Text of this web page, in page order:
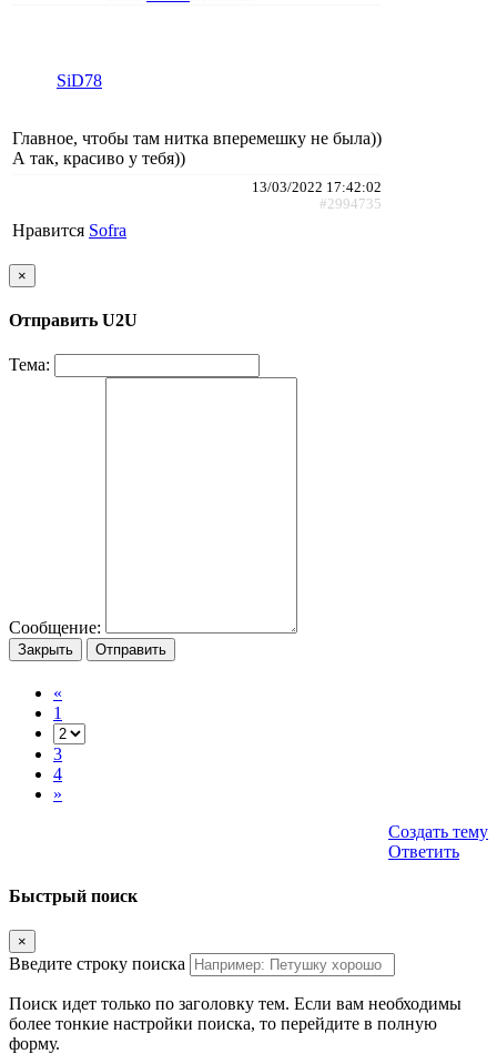
SiD78
Главное, чтобы там нитка вперемешку не была))
А так, красиво у тебя))
13/03/2022 17:42:02
#2994735
Нравится Sofra
×
Отправить U2U
Тема:
Сообщение:
Закрыть Отправить
«
1
3
4
»
Создать тему
Ответить
Быстрый поиск
×
Введите строку поиска
Поиск идет только по заголовку тем. Если вам необходимы
более тонкие настройки поиска, то перейдите в полную
форму.